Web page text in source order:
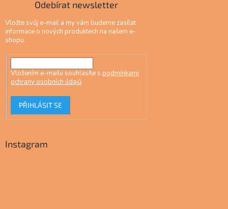
Odebírat newsletter
Vložte svůj e-mail a my vám budeme zasílat
informace o nových produktech na našem e-
shopu.
Vložením e-mailu souhlasíte s podmínkami
ochrany osobních údajů
PŘIHLÁSIT SE
Instagram